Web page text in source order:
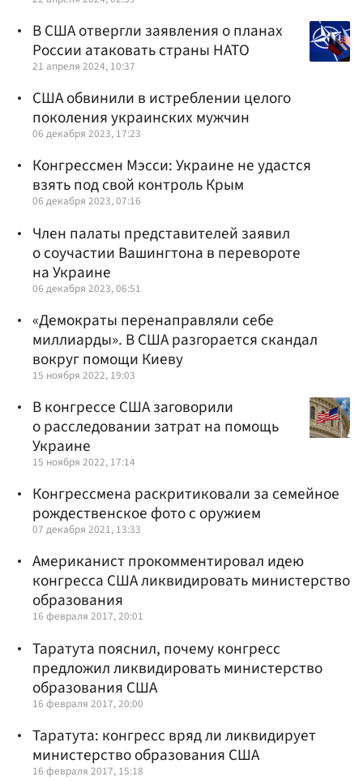
В США отвергли заявления о планах
России атаковать страны НАТО
21 апреля 2024, 10:37
США обвинили в истреблении целого
поколения украинских мужчин
06 декабря 2023, 17:23
Конгрессмен Мэсси: Украине не удастся
взять под свой контроль Крым
06 декабря 2023, 07:16
Член палаты представителей заявил
о соучастии Вашингтона в перевороте
на Украине
06 декабря 2023, 06:51
«Демократы перенаправляли себе
миллиарды». В США разгорается скандал
вокруг помощи Киеву
15 ноября 2022, 19:03
В конгрессе США заговорили
о расследовании затрат на помощь
Украине
15 ноября 2022, 17:14
Конгрессмена раскритиковали за семейное
рождественское фото с оружием
07 декабря 2021, 13:33
Американист прокомментировал идею
конгресса США ликвидировать министерство
образования
16 февраля 2017, 20:01
Таратута пояснил, почему конгресс
предложил ликвидировать министерство
образования США
16 февраля 2017, 20:00
Таратута: конгресс вряд ли ликвидирует
министерство образования США
16 февраля 2017, 15:18